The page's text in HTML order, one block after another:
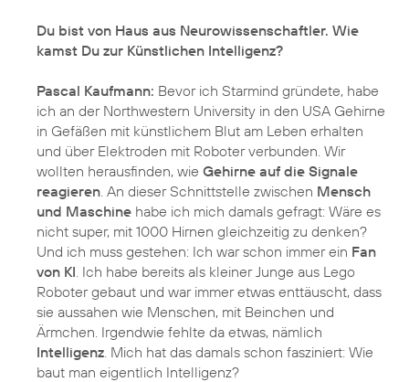
Du bist von Haus aus Neurowissenschaftler. Wie
kamst Du zur Künstlichen Intelligenz?
Pascal Kaufmann: Bevor ich Starmind gründete, habe
ich an der Northwestern University in den USA Gehirne
in Gefäßen mit künstlichem Blut am Leben erhalten
und über Elektroden mit Roboter verbunden. Wir
wollten herausfinden, wie Gehirne auf die Signale
reagieren . An dieser Schnittstelle zwischen Mensch
und Maschine habe ich mich damals gefragt: Wäre es
nicht super, mit 1000 Hirnen gleichzeitig zu denken?
Und ich muss gestehen: Ich war schon immer ein Fan
von KI . Ich habe bereits als kleiner Junge aus Lego
Roboter gebaut und war immer etwas enttäuscht, dass
sie aussahen wie Menschen, mit Beinchen und
Ärmchen. Irgendwie fehlte da etwas, nämlich
Intelligenz . Mich hat das damals schon fasziniert: Wie
baut man eigentlich Intelligenz?